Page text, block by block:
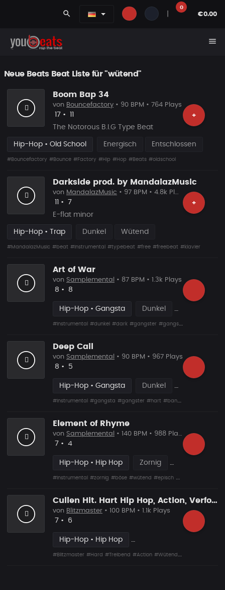
search
0
€0.00
menu
Neue Beats Beat Liste für "wütend"
Boom Bap 34
+
von Bouncefactory • 90 BPM • 764 Plays
Likes
17 • Vorgeschlagen
The Notorous B.I.G Type Beat
Hip-Hop • Old School Energisch Entschlossen
#Bouncefactory #Bounce #Factory #Hip #Hop #Beats #oldschool
Darkside prod. by MandalazMusic
+
von MandalazMusic • 97 BPM • 4.8k Plays
Likes
• Vorgeschlagen
7
E-flat minor
Hip-Hop • Trap Dunkel Wütend
#MandalazMusic #beat #instrumental #typebeat #free #freebeat #klavier
Art of War
von Samplemental • 87 BPM • 1.3k Plays
Likes
8 • Vorgeschlagen
8
Hip-Hop • Gangsta Dunkel
#Instrumental #dunkel #dark #gangster #gangsta
Deep Call
von Samplemental • 90 BPM • 967 Plays
Likes
8 • Vorgeschlagen
5
Hip-Hop • Gangsta Dunkel
#Instrumental #gangsta #gangster #hart #banger
Element of Rhyme
von Samplemental • 140 BPM • 988 Plays
Likes
7 • Vorgeschlagen
4
Hip-Hop • Hip Hop Zornig
#Instrumental #zornig #böse #wütend #episch #epischer
Cullen Hit. Hart Hip Hop, Action, Verfolgung
von Blitzmaster • 100 BPM • 1.1k Plays
Likes
7 • Vorgeschlagen
6
Hip-Hop • Hip Hop
#Blitzmaster #Hard #Treibend #Action #Wütend #Rau